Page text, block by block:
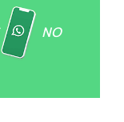
NO